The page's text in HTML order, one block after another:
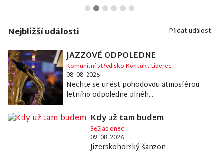
Nejbližší události Přidat událost
JAZZOVÉ ODPOLEDNE
Komunitní středisko Kontakt Liberec
08. 08. 2026
Nechte se unést pohodovou atmosférou
letního odpoledne plnéh...
Kdy už tam budem
365Jablonec
09. 08. 2026
Jizerskohorský šanzon